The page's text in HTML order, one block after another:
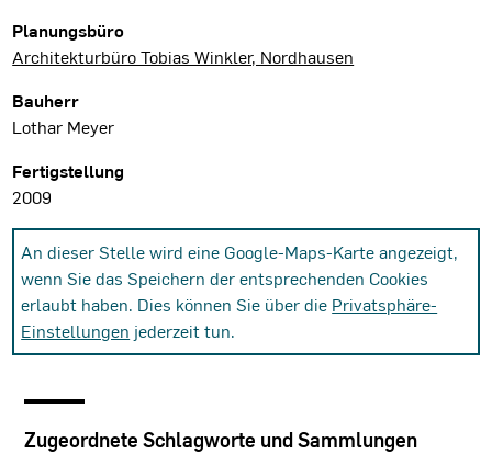
Planungsbüro
Architekturbüro Tobias Winkler, Nordhausen
Bauherr
Lothar Meyer
Fertigstellung
2009
An dieser Stelle wird eine Google-Maps-Karte angezeigt,
wenn Sie das Speichern der entsprechenden Cookies
erlaubt haben. Dies können Sie über die Privatsphäre-
Einstellungen jederzeit tun.
Zugeordnete Schlagworte und Sammlungen